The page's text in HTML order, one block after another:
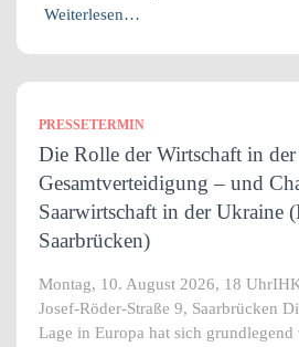
Weiterlesen…
PRESSETERMIN
Die Rolle der Wirtschaft in der
Gesamtverteidigung – und
Saarwirtschaft in der Ukraine
Saarbrücken)
Montag, 10. August 2026, 18
Josef-Röder-Straße 9, Saarbrücken
Lage in Europa hat sich